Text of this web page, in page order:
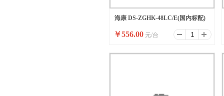
海康 DS-ZGHK-48LC/E(国内标配)
￥556.00 元/台